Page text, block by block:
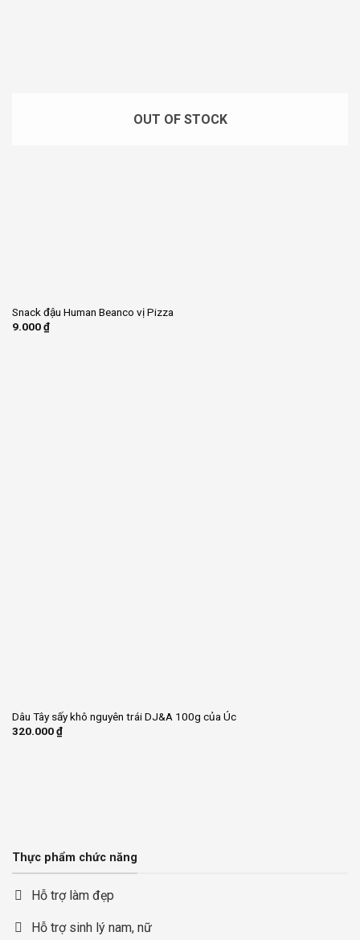
OUT OF STOCK
Snack đậu Human Beanco vị Pizza
9.000₫
Dâu Tây sấy khô nguyên trái DJ&A 100g của Úc
320.000₫
Thực phẩm chức năng
Hỗ trợ làm đẹp
Hỗ trợ sinh lý nam, nữ